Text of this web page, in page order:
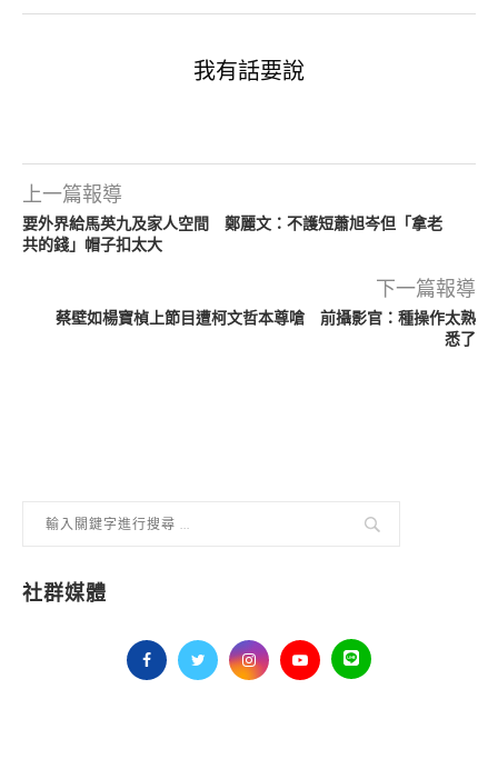
我有話要說
上一篇報導
要外界給馬英九及家人空間 鄭麗文：不護短蕭旭岑但「拿老
共的錢」帽子扣太大
下一篇報導
蔡壁如楊寶楨上節目遭柯文哲本尊嗆 前攝影官：種操作太熟
悉了
社群媒體